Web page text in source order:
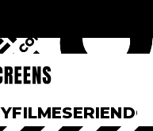
FILMESERIEN